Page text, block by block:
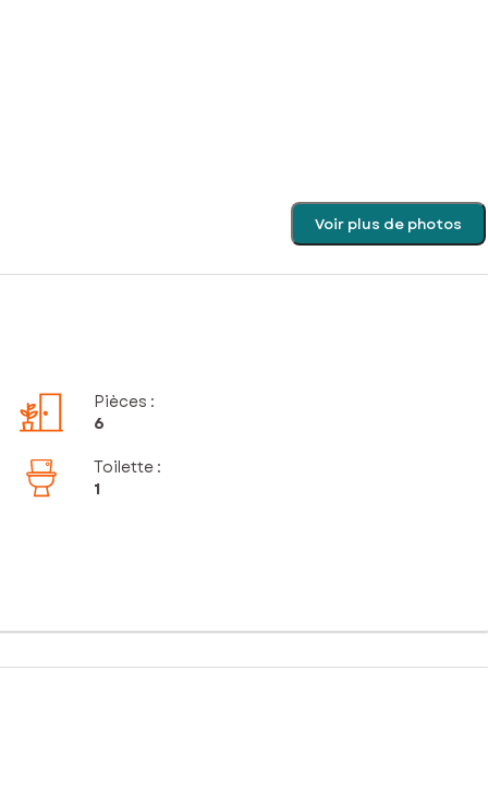
Voir plus de photos
Pièces :
6
Toilette :
1